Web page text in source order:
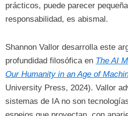
prácticos, puede parecer
responsabilidad, es abismal.
Shannon Vallor desarrolla este
profundidad filosófica en The AI
Our Humanity in an Age of
University Press, 2024). Vallor
sistemas de IA no son